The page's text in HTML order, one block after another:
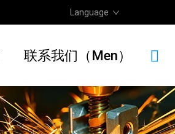
Language
联系我们（men）